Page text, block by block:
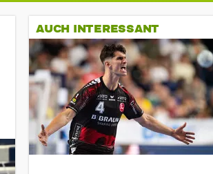
AUCH INTERESSANT